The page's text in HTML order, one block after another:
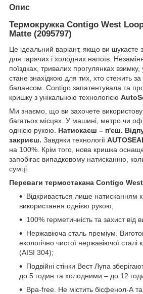
Опис
Термокружка Contigo West
Matte (2095797)
Це ідеальний варіант, якщо ви шукаєте
для гарячих і холодних напоїв.
поїздках, тривалих прогулянках
стане знахідкою для тих, хто стежить
балансом. Contigo запатентувала та
кришку з унікальною технологією
Ми знаємо, що ви захочете
багатьох місцях. У машині, метро чи
однією рукою. Натискаєш – п'єш.
закриєш. Завдяки технології
на 100%. Крім того, нова кришка
запобігає випадковому натисканню,
сумці.
Переваги термостакана Contigo
Відкривається лише натисканням
використання однією рукою;
100% герметичність та захист від
Нержавіюча сталь преміум.
екологічно чистої нержавіючої
(AISI 304);
Подвійні стінки Вест Лупа
до 5 годин та холодними – до 12
Bpa-free. Не містить бісфенол-А та